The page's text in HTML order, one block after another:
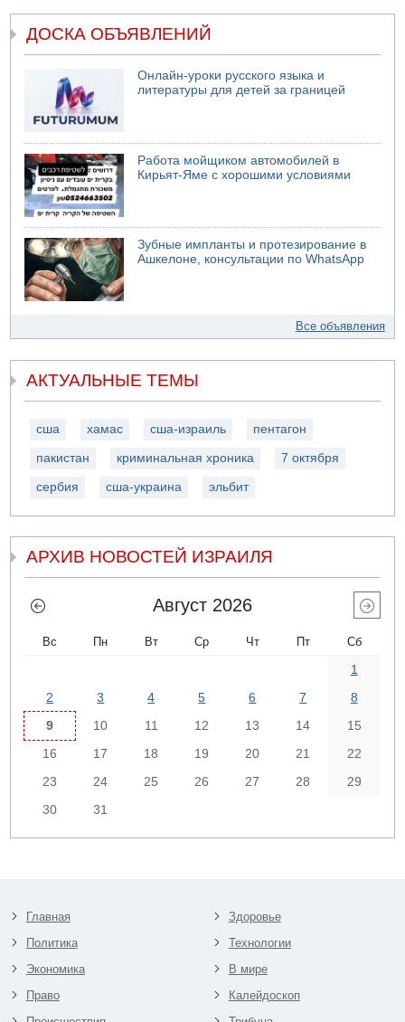
ДОСКА ОБЪЯВЛЕНИЙ
Онлайн-уроки русского языка и
литературы для детей за границей
Работа мойщиком автомобилей в
Кирьят-Яме с хорошими условиями
Зубные импланты и протезирование в
Ашкелоне, консультации по WhatsApp
Все объявления
АКТУАЛЬНЫЕ ТЕМЫ
сша хамас сша-израиль пентагон
пакистан криминальная хроника 7 октября
сербия сша-украина эльбит
АРХИВ НОВОСТЕЙ ИЗРАИЛЯ
Август 2026
Вс Пн Вт Ср Чт Пт Сб
1
2
3 4 5 6 7
8
9
10 11 12 13 14
15
16
17 18 19 20 21
22
23
24 25 26 27 28
29
30
31
Главная
Политика
Экономика
Право
Здоровье
Технологии
В мире
Калейдоскоп